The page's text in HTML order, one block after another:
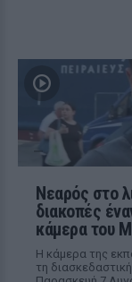
Νεαρός στο
διακοπές
κάμερα του
Η κάμερα της
τη